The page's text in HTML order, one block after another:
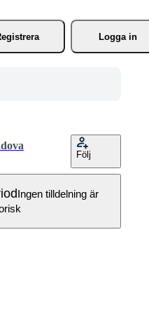
Logga in
Följ
Ingen tilldelning är